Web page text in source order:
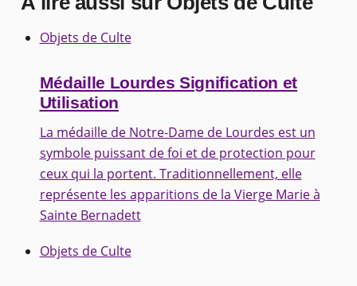
Objets de Culte
Médaille Lourdes Signification et
Utilisation
La médaille de Notre-Dame de Lourdes est un
symbole puissant de foi et de protection pour
ceux qui la portent. Traditionnellement, elle
représente les apparitions de la Vierge Marie à
Sainte Bernadett
Objets de Culte